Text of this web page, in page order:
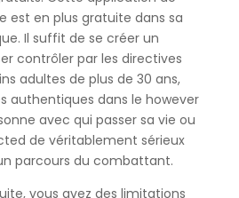
est en plus gratuite dans sa
Il suffit de se créer un
contrôler par les directives
adultes de plus de 30 ans,
authentiques dans le however
avec qui passer sa vie ou
de véritablement sérieux
parcours du combattant.
vous avez des limitations